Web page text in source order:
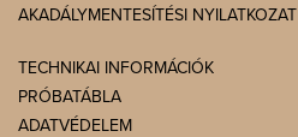
AKADÁLYMENTESÍTÉSI NYILATKOZAT
TECHNIKAI INFORMÁCIÓK
PRÓBATÁBLA
ADATVÉDELEM